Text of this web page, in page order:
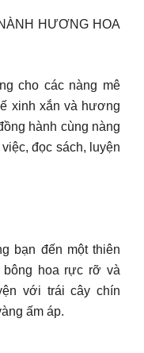
HƯƠNG HOA
cho các nàng mê
xinh xắn và hương
hành cùng nàng
đọc sách, luyện
bạn đến một thiên
hoa rực rỡ và
với trái cây chín
ấm áp.